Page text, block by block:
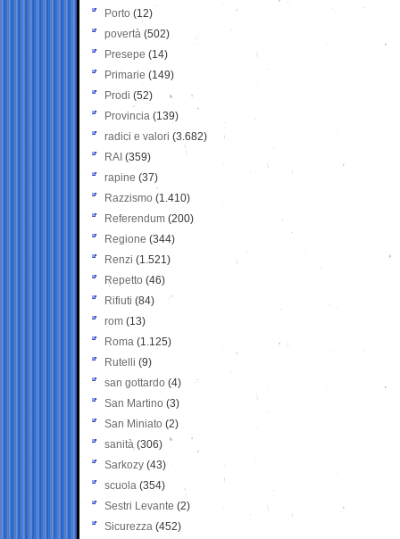
Porto (12)
povertà (502)
Presepe (14)
Primarie (149)
Prodi (52)
Provincia (139)
radici e valori (3.682)
RAI (359)
rapine (37)
Razzismo (1.410)
Referendum (200)
Regione (344)
Renzi (1.521)
Repetto (46)
Rifiuti (84)
rom (13)
Roma (1.125)
Rutelli (9)
san gottardo (4)
San Martino (3)
San Miniato (2)
sanità (306)
Sarkozy (43)
scuola (354)
Sestri Levante (2)
Sicurezza (452)